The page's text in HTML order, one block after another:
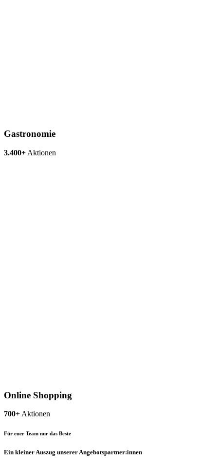
Gastronomie
3.400+ Aktionen
Online Shopping
700+ Aktionen
Für euer Team nur das Beste
Ein kleiner Auszug unserer Angebotspartner:innen